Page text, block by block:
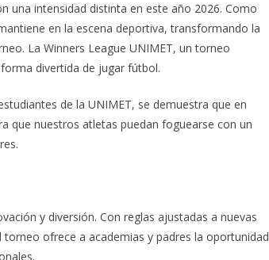
una intensidad distinta en este año 2026. Como
en la escena deportiva, transformando la
La Winners League UNIMET, un torneo
divertida de jugar fútbol.
de la UNIMET, se demuestra que en
que nuestros atletas puedan foguearse con un
y diversión. Con reglas ajustadas a nuevas
ofrece a academias y padres la oportunidad